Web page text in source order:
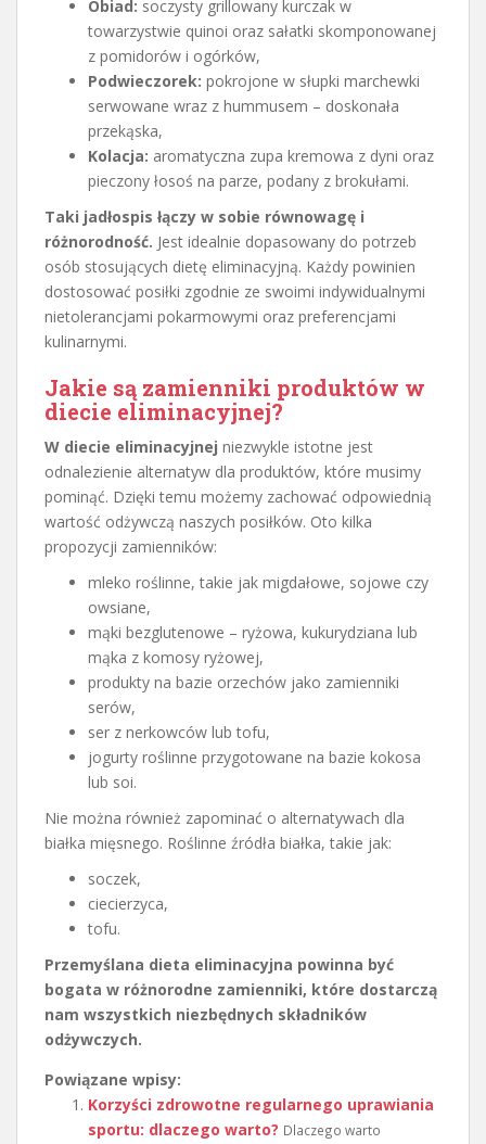
Obiad: soczysty grillowany kurczak w
towarzystwie quinoi oraz sałatki skomponowanej
z pomidorów i ogórków,
Podwieczorek: pokrojone w słupki marchewki
serwowane wraz z hummusem – doskonała
przekąska,
Kolacja: aromatyczna zupa kremowa z dyni oraz
pieczony łosoś na parze, podany z brokułami.
Taki jadłospis łączy w sobie równowagę i
różnorodność. Jest idealnie dopasowany do potrzeb
osób stosujących dietę eliminacyjną. Każdy powinien
dostosować posiłki zgodnie ze swoimi indywidualnymi
nietolerancjami pokarmowymi oraz preferencjami
kulinarnymi.
Jakie są zamienniki produktów w
diecie eliminacyjnej?
W diecie eliminacyjnej niezwykle istotne jest
odnalezienie alternatyw dla produktów, które musimy
pominąć. Dzięki temu możemy zachować odpowiednią
wartość odżywczą naszych posiłków. Oto kilka
propozycji zamienników:
mleko roślinne, takie jak migdałowe, sojowe czy
owsiane,
mąki bezglutenowe – ryżowa, kukurydziana lub
mąka z komosy ryżowej,
produkty na bazie orzechów jako zamienniki
serów,
ser z nerkowców lub tofu,
jogurty roślinne przygotowane na bazie kokosa
lub soi.
Nie można również zapominać o alternatywach dla
białka mięsnego. Roślinne źródła białka, takie jak:
soczek,
ciecierzyca,
tofu.
Przemyślana dieta eliminacyjna powinna być
bogata w różnorodne zamienniki, które dostarczą
nam wszystkich niezbędnych składników
odżywczych.
Powiązane wpisy:
Korzyści zdrowotne regularnego uprawiania
sportu: dlaczego warto? Dlaczego warto